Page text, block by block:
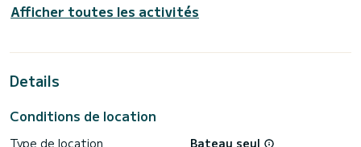
Afficher toutes les activités
Details
Conditions de location
Type de location
Bateau seul